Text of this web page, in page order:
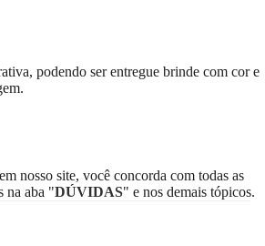
podendo ser entregue brinde com cor e
nosso site, você concorda com todas as
na aba "DÚVIDAS" e nos demais tópicos.